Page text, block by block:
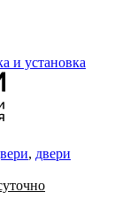
и установка
, двери